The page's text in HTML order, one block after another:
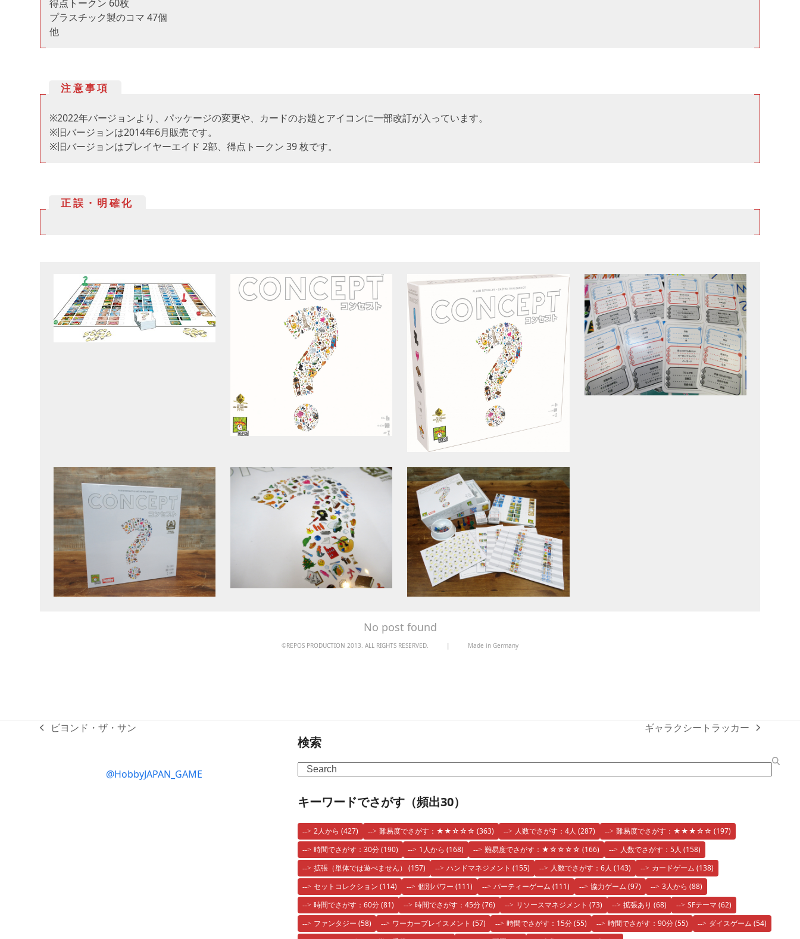
得点トークン 60枚
プラスチック製のコマ 47個
他
注意事項
※2022年バージョンより、パッケージの変更や、カードのお題とアイコンに一部改訂が入っています。
※旧バージョンは2014年6月販売です。
※旧バージョンはプレイヤーエイド 2部、得点トークン 39 枚です。
正誤・明確化
No post found
©REPOS PRODUCTION 2013. ALL RIGHTS RESERVED. | Made in Germany
previous
ビヨンド・ザ・サン
next
ギャラクシートラッカー
@HobbyJAPAN_GAME
検索
Search
キーワードでさがす（頻出30）
2人から (427) 難易度でさがす：★★☆☆☆ (363) 人数でさがす：4人 (287) 難易度でさがす：★★★☆☆ (197)
時間でさがす：30分(190) 1人から (168) 難易度でさがす：★☆☆☆☆ (166) 人数でさがす：5人 (158)
拡張（単体では遊べません） (157) ハンドマネジメント (155) 人数でさがす：6人 (143) カードゲーム (138)
セットコレクション (114) 個別パワー (111) パーティーゲーム (111) 協力ゲーム (97) 3人から (88)
時間でさがす：60分(81) 時間でさがす：45分(76) リソースマネジメント (73) 拡張あり (68) SFテーマ (62)
ファンタジー (58) ワーカープレイスメント (57) 時間でさがす：15分(55) 時間でさがす：90分(55) ダイスゲーム (54)